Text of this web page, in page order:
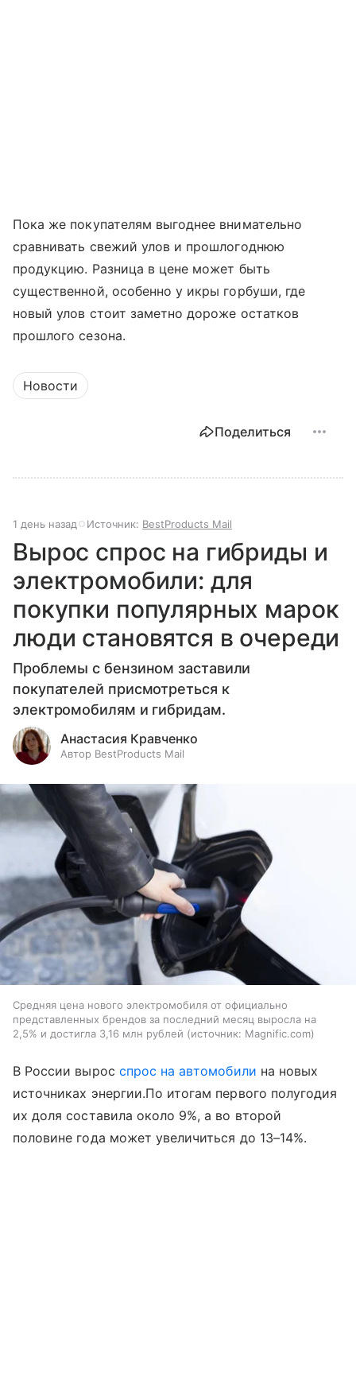
Пока же покупателям выгоднее внимательно
сравнивать свежий улов и прошлогоднюю
продукцию. Разница в цене может быть
существенной, особенно у икры горбуши, где
новый улов стоит заметно дороже остатков
прошлого сезона.
Новости
Поделиться
1 день назад Источник: BestProducts Mail
Вырос спрос на гибриды и
электромобили: для
покупки популярных марок
люди становятся в очереди
Проблемы с бензином заставили
покупателей присмотреться к
электромобилям и гибридам.
Анастасия Кравченко
Автор BestProducts Mail
Средняя цена нового электромобиля от официально
представленных брендов за последний месяц выросла на
2,5% и достигла 3,16 млн рублей
источник: Magnific.com
В России вырос спрос на автомобили на новых
источниках энергии.По итогам первого полугодия
их доля составила около 9%, а во второй
половине года может увеличиться до 13–14%.